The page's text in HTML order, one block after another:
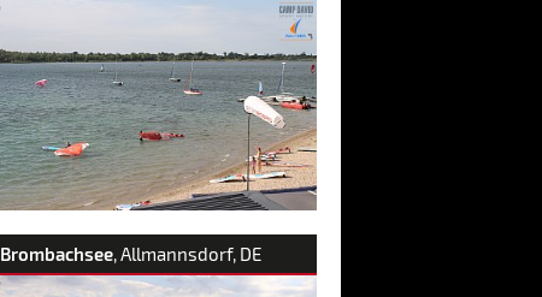
Brombachsee, Allmannsdorf, DE